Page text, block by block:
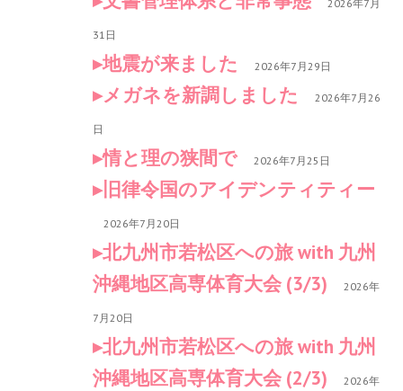
2026年7月
31日
地震が来ました 2026年7月29日
メガネを新調しました 2026年7月26
日
情と理の狭間で 2026年7月25日
旧律令国のアイデンティティー
2026年7月20日
北九州市若松区への旅 with 九州
沖縄地区高専体育大会 (3/3)
2026年
7月20日
北九州市若松区への旅 with 九州
沖縄地区高専体育大会 (2/3)
2026年